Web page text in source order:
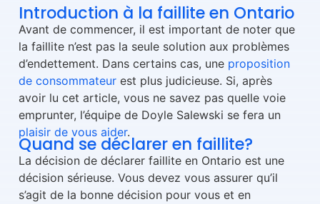
Introduction à la faillite en Ontario
Avant de commencer, il est important de noter que
la faillite n’est pas la seule solution aux problèmes
d’endettement. Dans certains cas, une proposition
de consommateur est plus judicieuse. Si, après
avoir lu cet article, vous ne savez pas quelle voie
emprunter, l’équipe de Doyle Salewski se fera un
plaisir de vous aider.
Quand se déclarer en faillite?
La décision de déclarer faillite en Ontario est une
décision sérieuse. Vous devez vous assurer qu’il
s’agit de la bonne décision pour vous et en